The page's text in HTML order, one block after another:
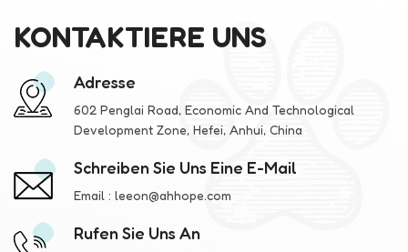
KONTAKTIERE UNS
Adresse
602 Penglai Road, Economic And Technological
Development Zone, Hefei, Anhui, China
Schreiben Sie Uns Eine E-Mail
Email : leeon@ahhope.com
Rufen Sie Uns An